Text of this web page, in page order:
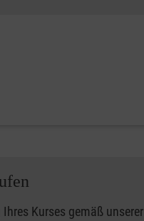
Kurses gemäß unserer